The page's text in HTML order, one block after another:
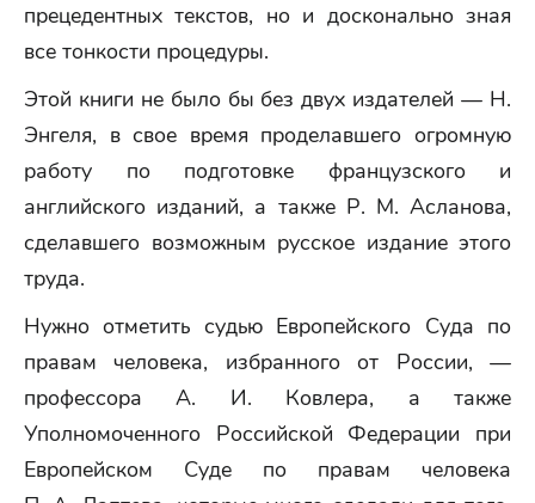
прецедентных текстов, но и досконально зная
все тонкости процедуры.
Этой книги не было бы без двух издателей — Н.
Энгеля, в свое время проделавшего огромную
работу по подготовке французского и
английского изданий, а также Р. М. Асланова,
сделавшего возможным русское издание этого
труда.
Нужно отметить судью Европейского Суда по
правам человека, избранного от России, —
профессора А. И. Ковлера, а также
Уполномоченного Российской Федерации при
Европейском Суде по правам человека